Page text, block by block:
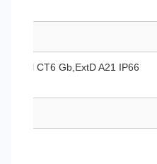
Ga,Exd ll CT6 Gb,ExtD A21 IP66